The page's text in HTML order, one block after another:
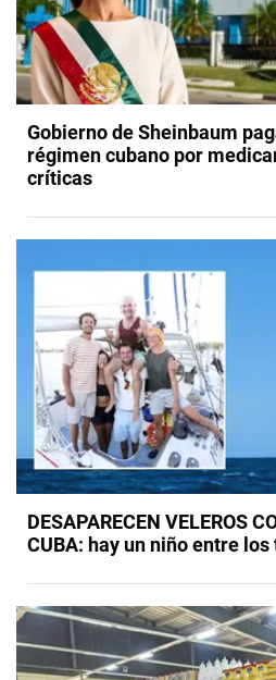
Gobierno de Sheinbaum
régimen cubano por
críticas
DESAPARECEN VELEROS
CUBA: hay un niño entre